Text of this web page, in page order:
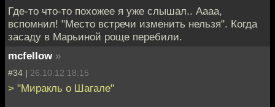
Где-то что-то похожее я уже слышал.. Аааа,
вспомнил! "Место встречи изменить нельзя". Когда
засаду в Марьиной роще перебили.
mcfellow »
#34 | 26.10.12 18:15
> "Миракль о Шагале"